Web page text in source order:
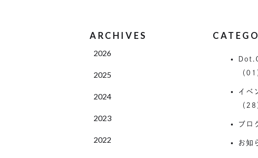
ARCHIVES
2026
2025
2024
2023
2022
（01
イベ
（28
ブロ
お知